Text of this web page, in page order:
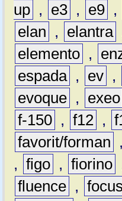
up , e3 , e9 ,
elan
, elantra
elemento ,
espada , ev ,
evoque , exeo
f-150 , f12 ,
favorit/forman
,
, figo , fiorino
fluence , focus